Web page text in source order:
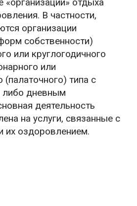
В частности,
организации
собственности)
или круглогодичного
или
(палаточного) типа с
либо дневным
деятельность
на услуги, связанные с
их оздоровлением.